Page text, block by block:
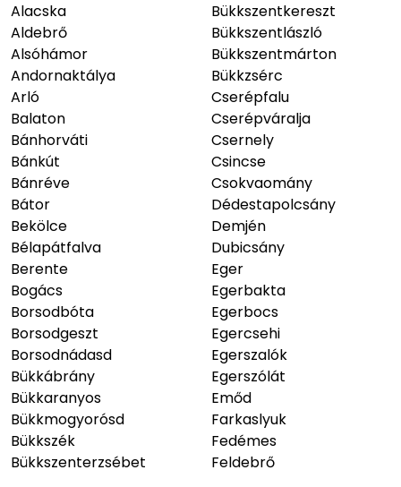
Alacska
Aldebrő
Alsóhámor
Andornaktálya
Arló
Balaton
Bánhorváti
Bánkút
Bánréve
Bátor
Bekölce
Bélapátfalva
Berente
Bogács
Borsodbóta
Borsodgeszt
Borsodnádasd
Bükkábrány
Bükkaranyos
Bükkmogyorósd
Bükkszék
Bükkszenterzsébet
Bükkszentkereszt
Bükkszentlászló
Bükkszentmárton
Bükkzsérc
Cserépfalu
Cserépváralja
Csernely
Csincse
Csokvaomány
Dédestapolcsány
Demjén
Dubicsány
Eger
Egerbakta
Egerbocs
Egercsehi
Egerszalók
Egerszólát
Emőd
Farkaslyuk
Fedémes
Feldebrő